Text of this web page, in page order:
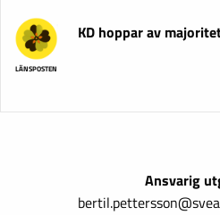
LÄNSPOSTEN
KD hoppar av
Ansvarig